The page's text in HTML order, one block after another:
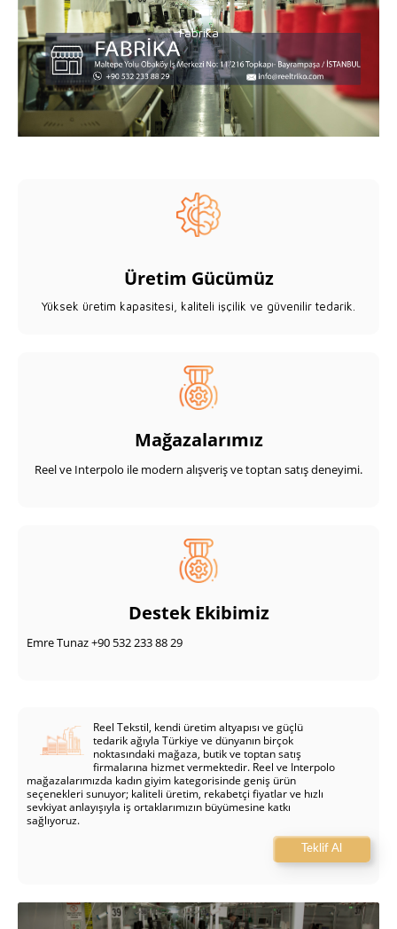
Fabrika
Fabrika
Üretim Gücümüz
Yüksek üretim kapasitesi, kaliteli işçilik ve güvenilir tedarik.
Mağazalarımız
Reel ve Interpolo ile modern alışveriş ve toptan satış deneyimi.
Destek Ekibimiz
Emre Tunaz +90 532 233 88 29
Reel Tekstil, kendi üretim altyapısı ve güçlü
tedarik ağıyla Türkiye ve dünyanın birçok
noktasındaki mağaza, butik ve toptan satış
firmalarına hizmet vermektedir. Reel ve Interpolo
mağazalarımızda kadın giyim kategorisinde geniş ürün
seçenekleri sunuyor; kaliteli üretim, rekabetçi fiyatlar ve hızlı
sevkiyat anlayışıyla iş ortaklarımızın büyümesine katkı
sağlıyoruz.
Teklif Al